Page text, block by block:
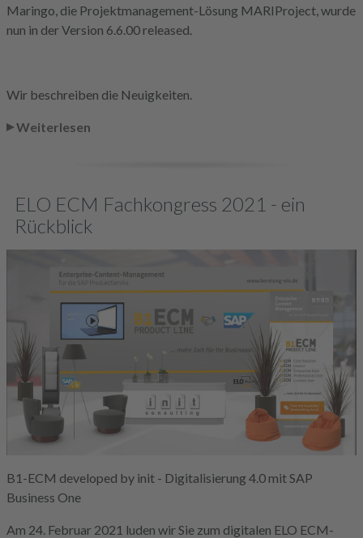
Maringo, die Projektmanagement-Lösung MARIProject, wurde
nun in der Version 6.6.00 released.
Wir beschreiben die Neuigkeiten.
Weiterlesen
ELO ECM Fachkongress 2021 - ein
Rückblick
B1-ECM developed by init - Digitalisierung 4.0 mit SAP
Business One
Am 24. Februar 2021 luden wir Sie zum digitalen ELO ECM-